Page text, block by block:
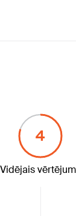
4
Vidējais